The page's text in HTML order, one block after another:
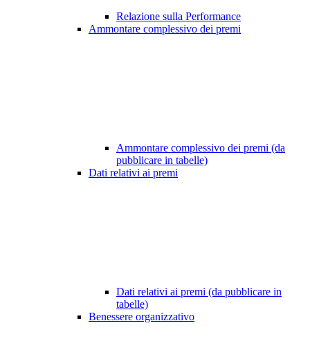
Relazione sulla Performance
Ammontare complessivo dei premi
Ammontare complessivo dei premi (da
pubblicare in tabelle)
Dati relativi ai premi
Dati relativi ai premi (da pubblicare in
tabelle)
Benessere organizzativo